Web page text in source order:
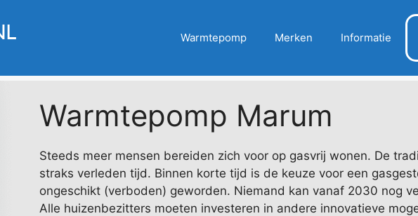
Warmtepomp Merken Informatie
Warmtepomp Marum
Steeds meer mensen bereiden zich voor op gasvrij wonen. De
straks verleden tijd. Binnen korte tijd is de keuze voor een
ongeschikt (verboden) geworden. Niemand kan vanaf 2030 nog
Alle huizenbezitters moeten investeren in andere innovatieve